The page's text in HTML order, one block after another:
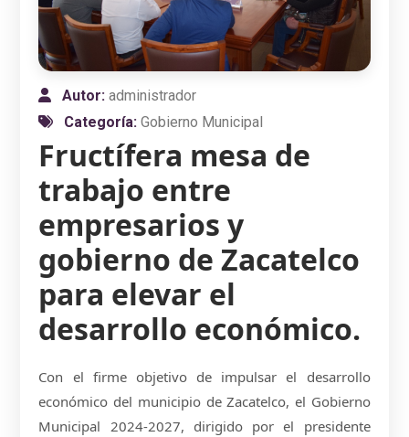
Autor:administrador
Categoría:Gobierno Municipal
Fructífera mesa de
trabajo entre
empresarios y
gobierno de Zacatelco
para elevar el
desarrollo económico.
Con el firme objetivo de impulsar el desarrollo
económico del municipio de Zacatelco, el Gobierno
Municipal 2024-2027, dirigido por el presidente